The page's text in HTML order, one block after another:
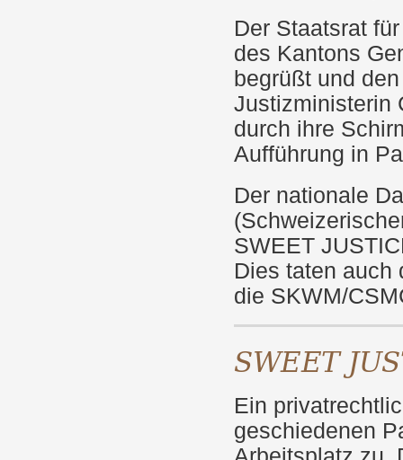
Der Staatsrat
des Kantons
begrüßt und
Justizministerin
durch ihre
Aufführung in
Der nationale
SWEET
Dies taten auch
die SKWM/
SWEET
Ein
geschiedenen